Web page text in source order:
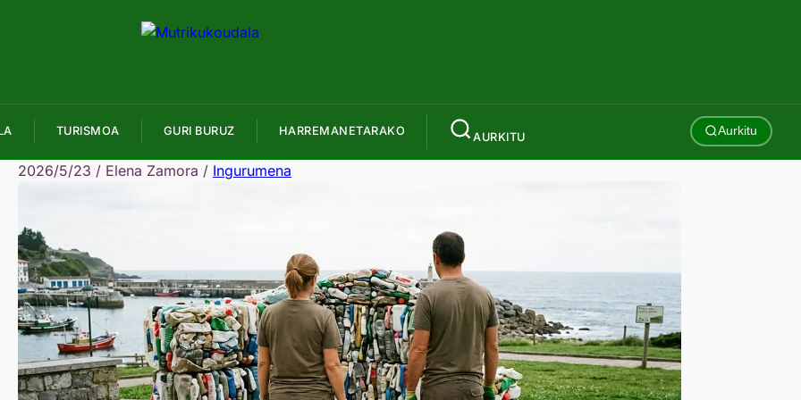
TURISMOA GURI BURUZ HARREMANETARAKO AURKITU Aurkitu
2026/5/23 / Elena Zamora / Ingurumena